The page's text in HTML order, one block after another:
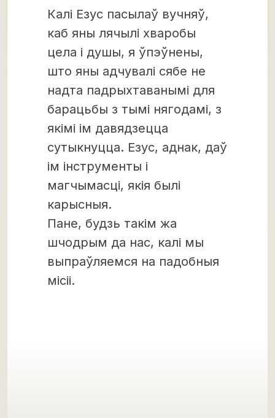
Калі Езус пасылаў вучняў,
каб яны лячылі хваробы
цела і душы, я ўпэўнены,
што яны адчувалі сябе не
надта падрыхтаванымі для
барацьбы з тымі нягодамі, з
якімі ім давядзецца
сутыкнуцца. Езус, аднак, даў
ім інструменты і
магчымасці, якія былі
карысныя.
Пане, будзь такім жа
шчодрым да нас, калі мы
выпраўляемся на падобныя
місіі.